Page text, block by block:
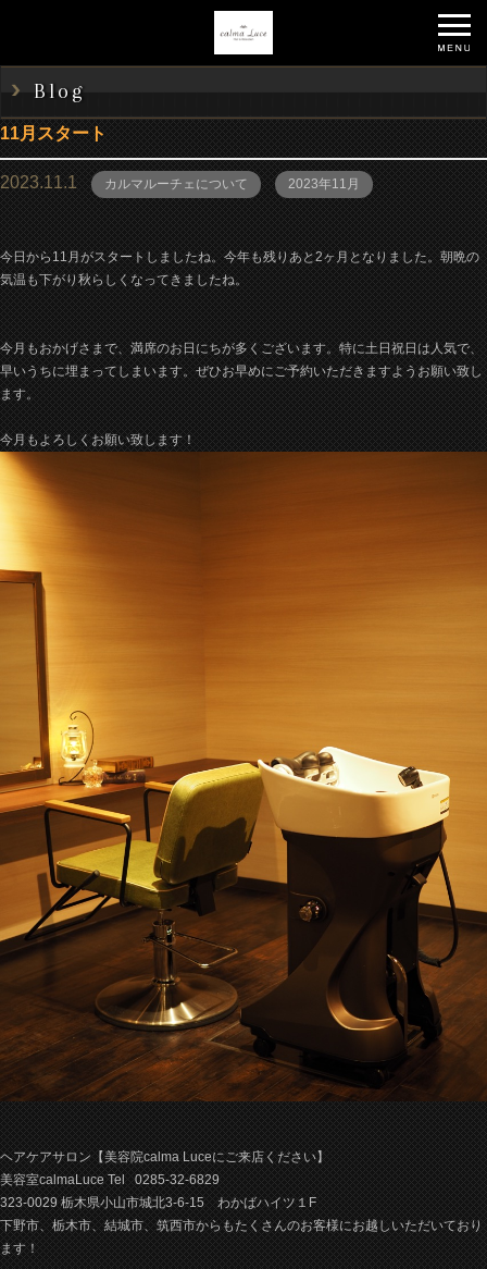
Blog
11月スタート
2023.11.1 カルマルーチェについて 2023年11月
今日から11月がスタートしましたね。今年も残りあと2ヶ月となりました。朝晩の
気温も下がり秋らしくなってきましたね。
今月もおかげさまで、満席のお日にちが多くございます。特に土日祝日は人気で、
早いうちに埋まってしまいます。ぜひお早めにご予約いただきますようお願い致し
ます。
今月もよろしくお願い致します！
ヘアケアサロン【美容院calma Luceにご来店ください】
美容室calmaLuce Tel 0285-32-6829
323-0029 栃木県小山市城北3-6-15 わかばハイツ１F
下野市、栃木市、結城市、筑西市からもたくさんのお客様にお越しいただいており
ます！